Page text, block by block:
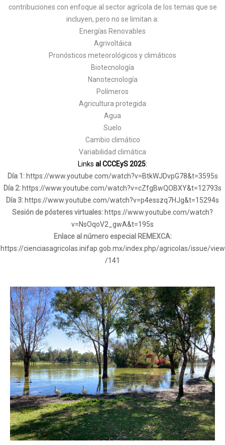
contribuciones con enfoque al sector agrícola de los temas que se
incluyen, pero no se limitan a:
Energías Renovables
Agrivoltáica
Pronósticos meteorológicos y climáticos
Biotecnología
Nanotecnología
Polímeros
Agricultura protegida
Agua
Suelo
Cambio climático
Variabilidad climática
Links al CCCEyS 2025:
Día 1: https://www.youtube.com/watch?v=BtkWJDvpG78&t=3595s
Día 2: https://www.youtube.com/watch?v=cZfgBwQOBXY&t=12793s
Día 3: https://www.youtube.com/watch?v=p4esszq7HJg&t=15294s
Sesión de pósteres virtuales: https://www.youtube.com/watch?
v=NsOqoV2_gwA&t=195s
Enlace al número especial REMEXCA:
https://cienciasagricolas.inifap.gob.mx/index.php/agricolas/issue/view
/141